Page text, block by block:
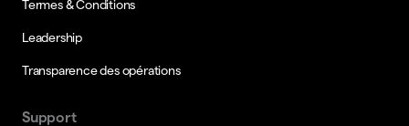
Termes & Conditions
Leadership
Transparence des opérations
Support